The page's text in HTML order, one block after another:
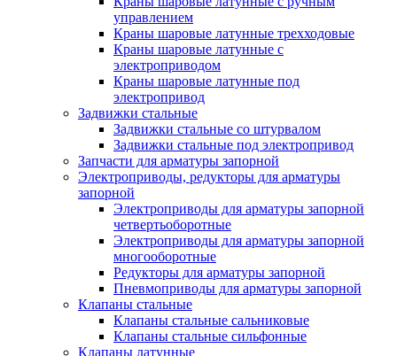
управлением
Краны шаровые латунные трехходовые
Краны шаровые латунные с
электроприводом
Краны шаровые латунные под
электропривод
Задвижки стальные
Задвижки стальные со штурвалом
Задвижки стальные под электропривод
Запчасти для арматуры запорной
Электроприводы, редукторы для арматуры
запорной
Электроприводы для арматуры запорной
четвертьоборотные
Электроприводы для арматуры запорной
многооборотные
Редукторы для арматуры запорной
Пневмоприводы для арматуры запорной
Клапаны стальные
Клапаны стальные сальниковые
Клапаны стальные сильфонные
Клапаны латунные